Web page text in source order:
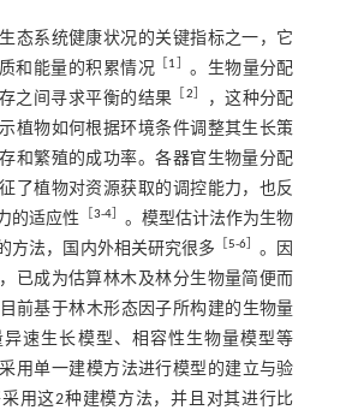
态系统健康状况的关键指标之一，它
和能量的积累情况
1
。生物量分配
之间寻求平衡的结果
2
，这种分配
植物如何根据环境条件调整其生长策
和繁殖的成功率。各器官生物量分配
了植物对资源获取的调控能力，也反
的适应性
3-4］ 。模型估计法作为生物
方法，国内外相关研究很多
［5-6
。因
已成为估算林木及林分生物量简便而
前基于林木形态因子所构建的生物量
速生长模型、相容性生物量模型等
用单一建模方法进行模型的建立与验
用这2种建模方法，并且对其进行比